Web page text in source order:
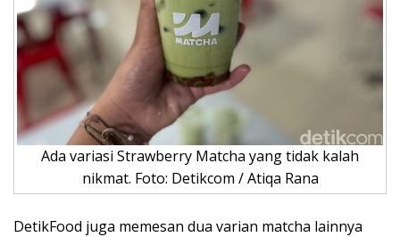
Ada variasi Strawberry Matcha yang tidak kalah
nikmat. Foto: Detikcom / Atiqa Rana
DetikFood juga memesan dua varian matcha lainnya